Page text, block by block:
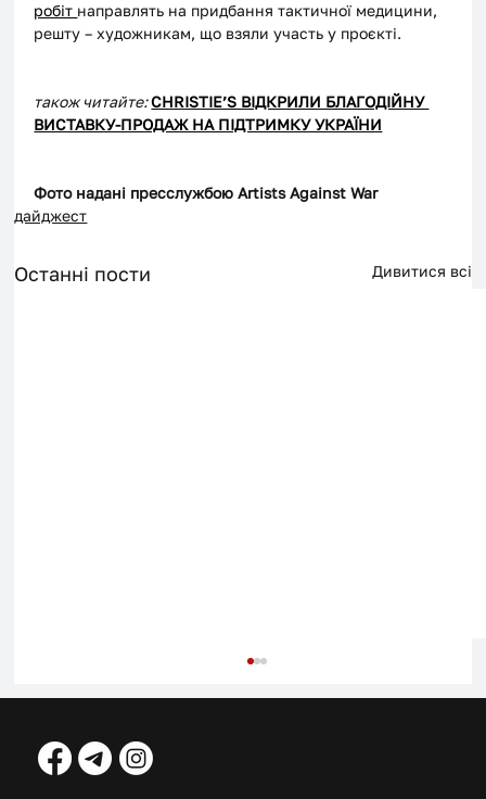
робіт направлять на придбання тактичної медицини,
решту – художникам, що взяли участь у проєкті.
також читайте: CHRISTIE’S ВІДКРИЛИ БЛАГОДІЙНУ
ВИСТАВКУ-ПРОДАЖ НА ПІДТРИМКУ УКРАЇНИ
Фото надані пресслужбою Artists Against War
дайджест
Останні пости Дивитися всі